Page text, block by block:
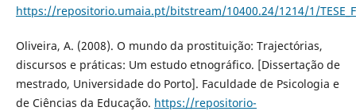
https://repositorio.umaia.pt/bitstream/10400.24/1214/1/
Oliveira, A. (2008). O mundo da prostituição: Trajectórias,
discursos e práticas: Um estudo etnográfico. [Dissertação de
mestrado, Universidade do Porto]. Faculdade de Psicologia e
de Ciências da Educação. https://repositorio-